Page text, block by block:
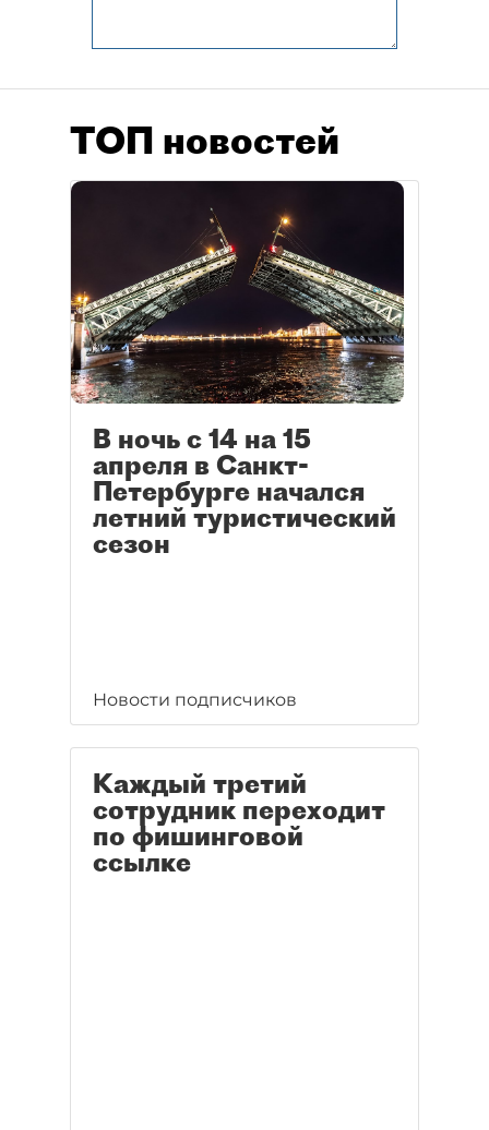
ТОП новостей
В ночь с 14 на 15
апреля в Санкт-
Петербурге начался
летний туристический
сезон
Новости подписчиков
Каждый третий
сотрудник переходит
по фишинговой
ссылке